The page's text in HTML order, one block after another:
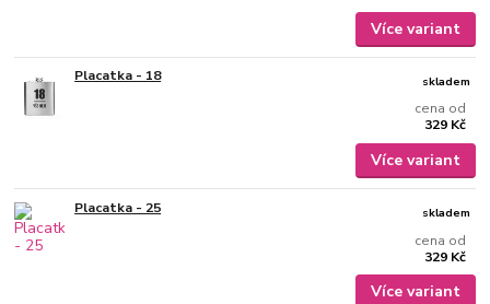
Více variant
Placatka - 18
cena od
329 Kč
skladem
Více variant
Placatka - 25
cena od
329 Kč
skladem
Více variant